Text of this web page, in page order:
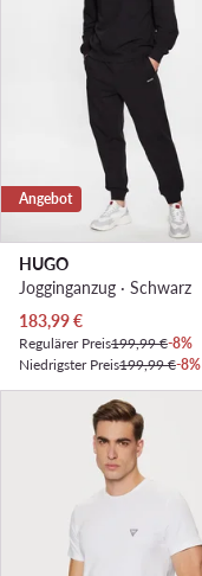
Angebot
HUGO
Jogginganzug · Schwarz
Aktueller Preis
183,99€
Regulärer Preis199,99 €-8%
Niedrigster Preis199,99 €-8%